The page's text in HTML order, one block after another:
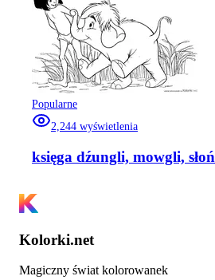
Popularne
2,244 wyświetlenia
księga dźungli, mowgli, słoń
Kolorki.net
Magiczny świat kolorowanek